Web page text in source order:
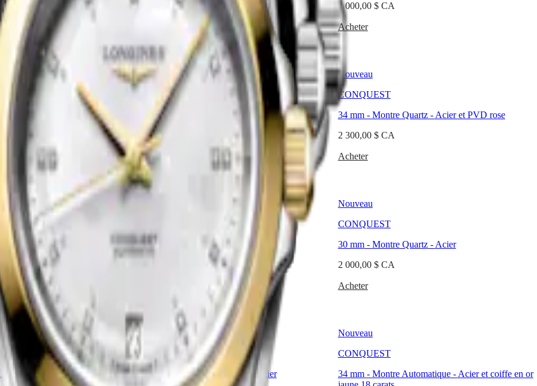
2 000,00 $ CA
2 000,00 $ CA
Acheter
Nouveau
CONQUEST
34 mm-Montre Quartz
Acier
2 000,00 $ CA
Acheter
Nouveau
CONQUEST
34 mm- Montre Quartz- Acier et PVD rose
2 300,00 $ CA
Acheter
- Acier
30 mm
Montre Quartz -
Acier
Nouveau
CONQUEST
30 mm- Montre Quartz- Acier
2 000,00 $ CA
Acheter
-
Acier et PVD jaune
Nouveau
LONGINES PRIMALUNA
30 mm- Montre Automatique-Acier
Nouveau
CONQUEST
34 mm- Montre Automatique- Acier et coiffe en or